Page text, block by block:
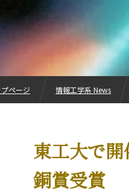
東工大で
銅賞受賞
プページ 情報工学系 News
系について